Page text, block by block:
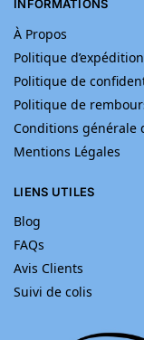
INFORMATIONS
À Propos
Politique d’expédition
Politique de
Politique de
Conditions générale
Mentions Légales
LIENS UTILES
Blog
FAQs
Avis Clients
Suivi de colis